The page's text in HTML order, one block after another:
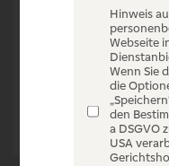
Zur Startseite
Hinweis
Webseite
Wenn Sie
die
den
a DSGVO
USA